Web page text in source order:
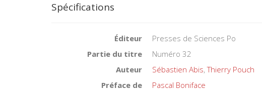
Spécifications
Éditeur
Presses de Sciences Po
Partie du titre
Numéro 32
Auteur
Sébastien Abis,Thierry Pouch
Préface de
Pascal Boniface